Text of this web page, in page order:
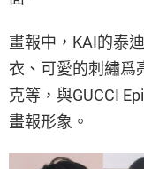
畫報中，KAI的泰
衣、可愛的刺繡爲
克等，與GUCCI
畫報形象。